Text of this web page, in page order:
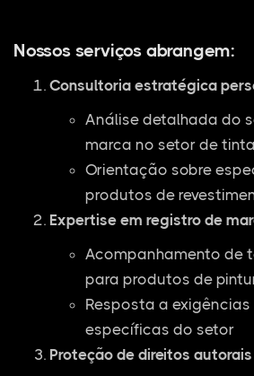
Nossos serviços abrangem:
Consultoria estratégica
Análise detalhada do
marca no setor de
Orientação sobre
produtos de
Expertise em registro de
Acompanhamento de
para produtos de
Resposta a
específicas do setor
Proteção de direitos autorais